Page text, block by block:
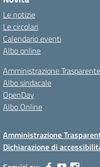
Le notizie
Le circolari
Calendario eventi
Albo online
Amministrazione Trasparente
Albo sindacale
OpenDay
Albo Online
Amministrazione
Dichiarazione di